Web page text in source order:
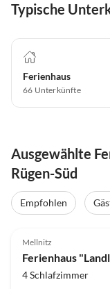
Typische
Ferienhaus
66 Unterkünfte
Ausgewählte
Rügen-Süd
Empfohlen
Mellnitz
4 Schlafzimmer